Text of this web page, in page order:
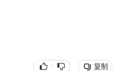
复制